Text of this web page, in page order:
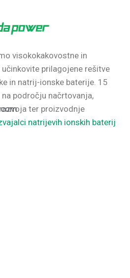
visokokakovostne in
prilagojene rešitve
in natrij-ionske baterije. 15
področju načrtovanja,
ter proizvodnje
natrijevih ionskih baterij